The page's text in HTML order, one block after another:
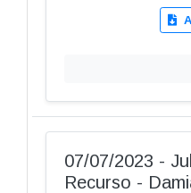
07/07/2023 -
Recurso -